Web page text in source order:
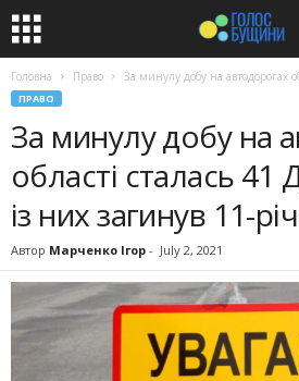
Головна Право За минулу добу на автодорогах
ПРАВО
За минулу добу на
області сталась 41
із них загинув 11-
Автор Марченко Ігор - July 2, 2021